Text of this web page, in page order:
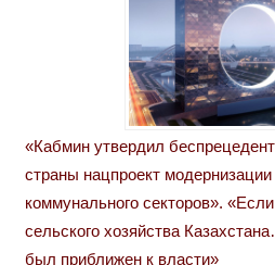
«Кабмин утвердил
страны нацпроект модернизации
коммунального секторов».
сельского хозяйства
был приближен к власти»